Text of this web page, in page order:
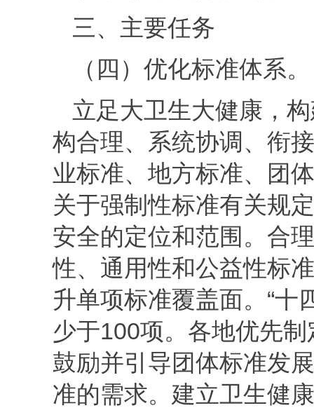
三、主要任务
（四）优化标准体系。
立足大卫生大健康，
构合理、系统协调、衔
业标准、地方标准、团
关于强制性标准有关规
安全的定位和范围。合
性、通用性和公益性标
升单项标准覆盖面。“十
少于100项。各地优先
鼓励并引导团体标准发
准的需求。建立卫生健